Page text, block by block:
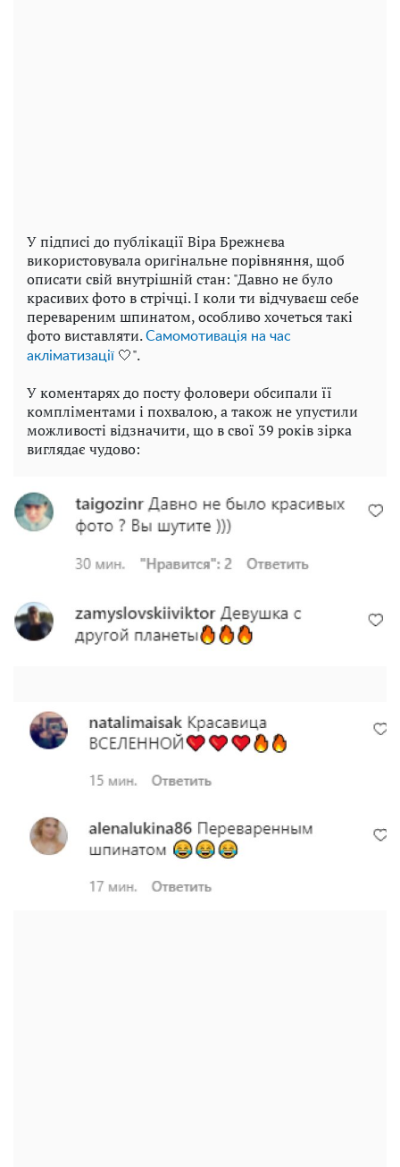
У підписі до публікації Віра Брежнєва
використовувала оригінальне порівняння, щоб
описати свій внутрішній стан: "Давно не було
красивих фото в стрічці. І коли ти відчуваєш себе
перевареним шпинатом, особливо хочеться такі
фото виставляти.Самомотивація на час
акліматизації 🤍".
У коментарях до посту фоловери обсипали її
компліментами і похвалою, а також не упустили
можливості відзначити, що в свої 39 років зірка
виглядає чудово: